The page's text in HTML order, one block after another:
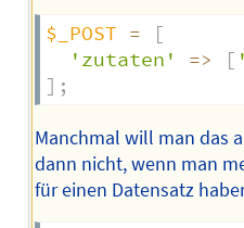
$_POST =
[
'zutaten'
=> [
] ;
Manchmal will man das
dann nicht, wenn man
für einen Datensatz